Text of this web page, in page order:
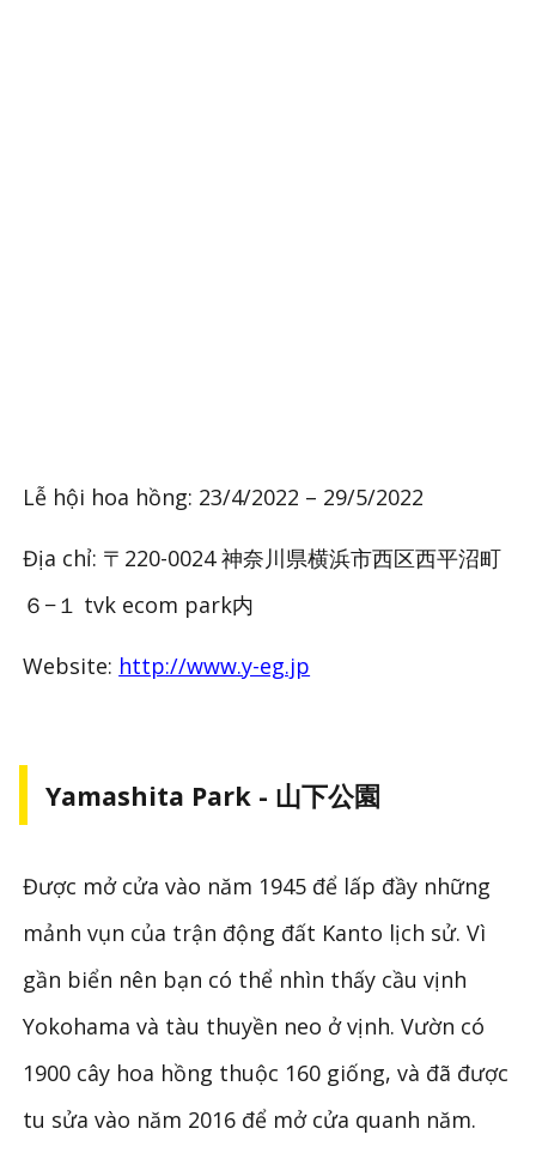
Lễ hội hoa hồng: 23/4/2022 – 29/5/2022
Địa chỉ: 〒220-0024 神奈川県横浜市西区西平沼町
６−１ tvk ecom park内
Website: http://www.y-eg.jp
Yamashita Park - 山下公園
Được mở cửa vào năm 1945 để lấp đầy những
mảnh vụn của trận động đất Kanto lịch sử. Vì
gần biển nên bạn có thể nhìn thấy cầu vịnh
Yokohama và tàu thuyền neo ở vịnh. Vườn có
1900 cây hoa hồng thuộc 160 giống, và đã được
tu sửa vào năm 2016 để mở cửa quanh năm.